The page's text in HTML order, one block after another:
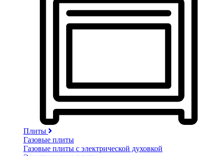
Плиты
Газовые плиты
Газовые плиты с электрической духовкой